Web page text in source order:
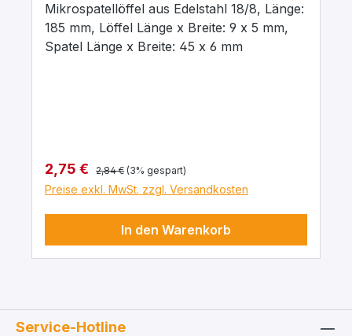
Mikrospatellöffel aus Edelstahl 18/8, Länge:
185 mm, Löffel Länge x Breite: 9 x 5 mm,
Spatel Länge x Breite: 45 x 6 mm
Verkaufspreis:
2,75 € Regulärer Preis:
2,84 € (3% gespart)
Preise exkl. MwSt. zzgl. Versandkosten
In den Warenkorb
Service-Hotline